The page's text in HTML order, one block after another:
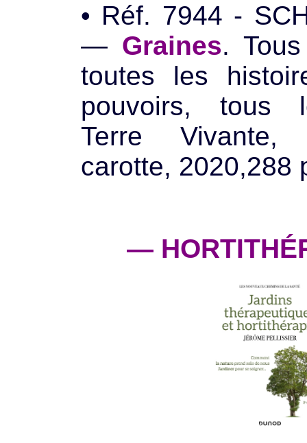
• Réf. 7944 -
— Graines.
toutes les
pouvoirs, tous
Terre
carotte, 2020,288
—